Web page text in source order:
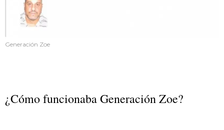
Generación Zoe
¿Cómo funcionaba Generación Zoe?